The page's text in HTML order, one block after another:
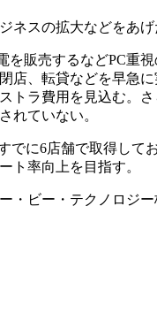
ネスの拡大などをあげ
を販売するなどPC重
店、転貸などを早急
トラ費用を見込む。
れていない。
でに6店舗で取得して
ト率向上を目指す。
・ビー・テクノロジ